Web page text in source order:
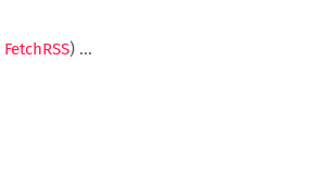
FetchRSS) ...